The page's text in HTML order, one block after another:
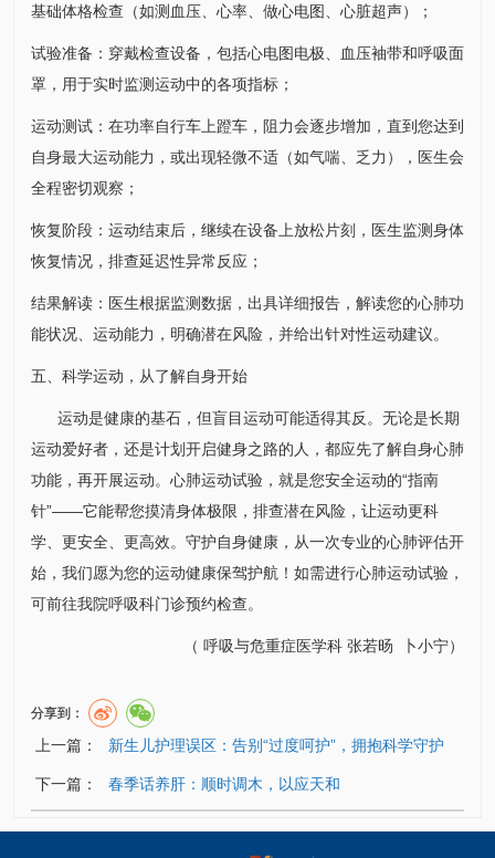
基础体格检查（如测血压、心率、做心电图、心脏超声）；
试验准备：穿戴检查设备，包括心电图电极、血压袖带和呼吸面
罩，用于实时监测运动中的各项指标；
运动测试：在功率自行车上蹬车，阻力会逐步增加，直到您达到
自身最大运动能力，或出现轻微不适（如气喘、乏力），医生会
全程密切观察；
恢复阶段：运动结束后，继续在设备上放松片刻，医生监测身体
恢复情况，排查延迟性异常反应；
结果解读：医生根据监测数据，出具详细报告，解读您的心肺功
能状况、运动能力，明确潜在风险，并给出针对性运动建议。
五、科学运动，从了解自身开始
运动是健康的基石，但盲目运动可能适得其反。无论是长期
运动爱好者，还是计划开启健身之路的人，都应先了解自身心肺
功能，再开展运动。心肺运动试验，就是您安全运动的“指南
针”——它能帮您摸清身体极限，排查潜在风险，让运动更科
学、更安全、更高效。守护自身健康，从一次专业的心肺评估开
始，我们愿为您的运动健康保驾护航！如需进行心肺运动试验，
可前往我院呼吸科门诊预约检查。
（ 呼吸与危重症医学科 张若旸 卜小宁）
分享到：
上一篇： 新生儿护理误区：告别“过度呵护”，拥抱科学守护
下一篇： 春季话养肝：顺时调木，以应天和